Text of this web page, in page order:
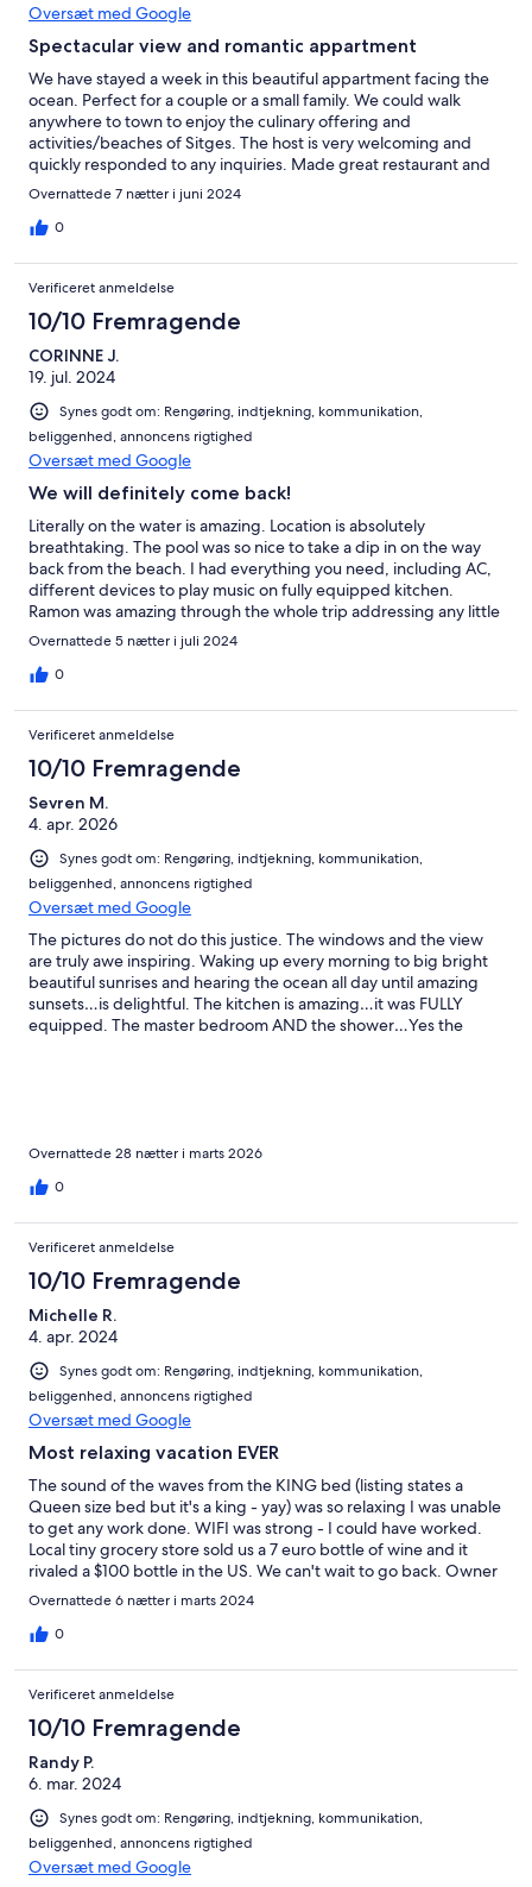
Oversæt med Google
Spectacular view and romantic appartment
We have stayed a week in this beautiful appartment facing the
ocean. Perfect for a couple or a small family. We could walk
anywhere to town to enjoy the culinary offering and
activities/beaches of Sitges. The host is very welcoming and
quickly responded to any inquiries. Made great restaurant and
outing suggestions. I didn’t want to leave! Thank you Ramon for
a lovely stay and a warm welcome!
Overnattede 7 nætter i juni 2024
0
Verificeret anmeldelse
10/10 Fremragende
CORINNE J.
19. jul. 2024
Synes godt om: Rengøring, indtjekning, kommunikation,
beliggenhed, annoncens rigtighed
Oversæt med Google
We will definitely come back!
Literally on the water is amazing. Location is absolutely
breathtaking. The pool was so nice to take a dip in on the way
back from the beach. I had everything you need, including AC,
different devices to play music on fully equipped kitchen.
Ramon was amazing through the whole trip addressing any little
thing that came up and making wonderful recommendations. I
would highly recommend this beautiful apartment.
Overnattede 5 nætter i juli 2024
0
Verificeret anmeldelse
10/10 Fremragende
Sevren M.
4. apr. 2026
Synes godt om: Rengøring, indtjekning, kommunikation,
beliggenhed, annoncens rigtighed
Oversæt med Google
The pictures do not do this justice. The windows and the view
are truly awe inspiring. Waking up every morning to big bright
beautiful sunrises and hearing the ocean all day until amazing
sunsets…is delightful. The kitchen is amazing…it was FULLY
equipped. The master bedroom AND the shower…Yes the
Girona, Besalu, Taragonna, Villa Franca, Montblanc, Cardona,
etc. It was an ideal way to soak in Barcelona, Sitges, & the
Pendes region in all its rich natural and historic beauty from its
beaches to its architectural and archeological gems. We fell in
love with Gaudi and the modernism from Reus to Barcelona.
boardwalks. Definitely consider this as a great place to start your
struggle with stairs this may challenge you.
Overnattede 28 nætter i marts 2026
0
Verificeret anmeldelse
10/10 Fremragende
Michelle R.
4. apr. 2024
Synes godt om: Rengøring, indtjekning, kommunikation,
beliggenhed, annoncens rigtighed
Oversæt med Google
Most relaxing vacation EVER
The sound of the waves from the KING bed (listing states a
Queen size bed but it's a king - yay) was so relaxing I was unable
to get any work done. WIFI was strong - I could have worked.
Local tiny grocery store sold us a 7 euro bottle of wine and it
rivaled a $100 bottle in the US. We can't wait to go back. Owner
Ramon was incredibly helpful to us and very responsive to all of
again, Ramon!
Overnattede 6 nætter i marts 2024
0
Verificeret anmeldelse
10/10 Fremragende
Randy P.
6. mar. 2024
Synes godt om: Rengøring, indtjekning, kommunikation,
beliggenhed, annoncens rigtighed
Oversæt med Google